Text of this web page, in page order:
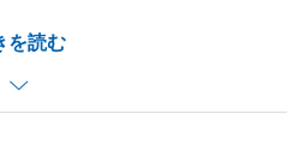
を読む
には様々な面でご尽力をい
にお取引を遂行できまし